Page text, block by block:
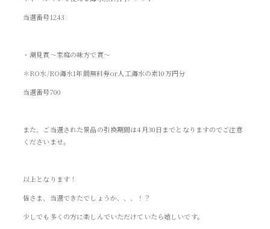
当選番号1243
・潮見賞～家庭の味方で賞～
＊RO水/RO海水1年間無料券or人工海水の素10万円分
当選番号700
また、ご当選された景品の引換期間は4月30日までとなりますのでご注意
くださいませ。
以上となります！
皆さま、当選できたでしょうか、、、！？
少しでも多くの方に楽しんでいただけていたら嬉しいです。